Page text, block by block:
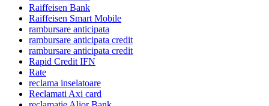
Raiffeisen Bank
Raiffeisen Smart Mobile
rambursare anticipata
rambursare anticipata credit
rambursare anticipata credit
Rapid Credit IFN
Rate
reclama inselatoare
Reclamati Axi card